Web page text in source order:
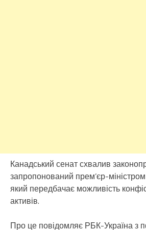
Канадський сенат схвалив
запропонований прем’єр-
який передбачає можливість
активів.
Про це повідомляє РБК-Україна з